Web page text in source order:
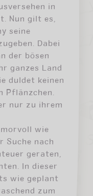
in
Nun gilt es,
seine
Dabei
der bösen
ganzes Land
duldet keinen
Pflänzchen.
nur zu ihrem
wie
Suche nach
geraten,
In dieser
wie geplant
zum